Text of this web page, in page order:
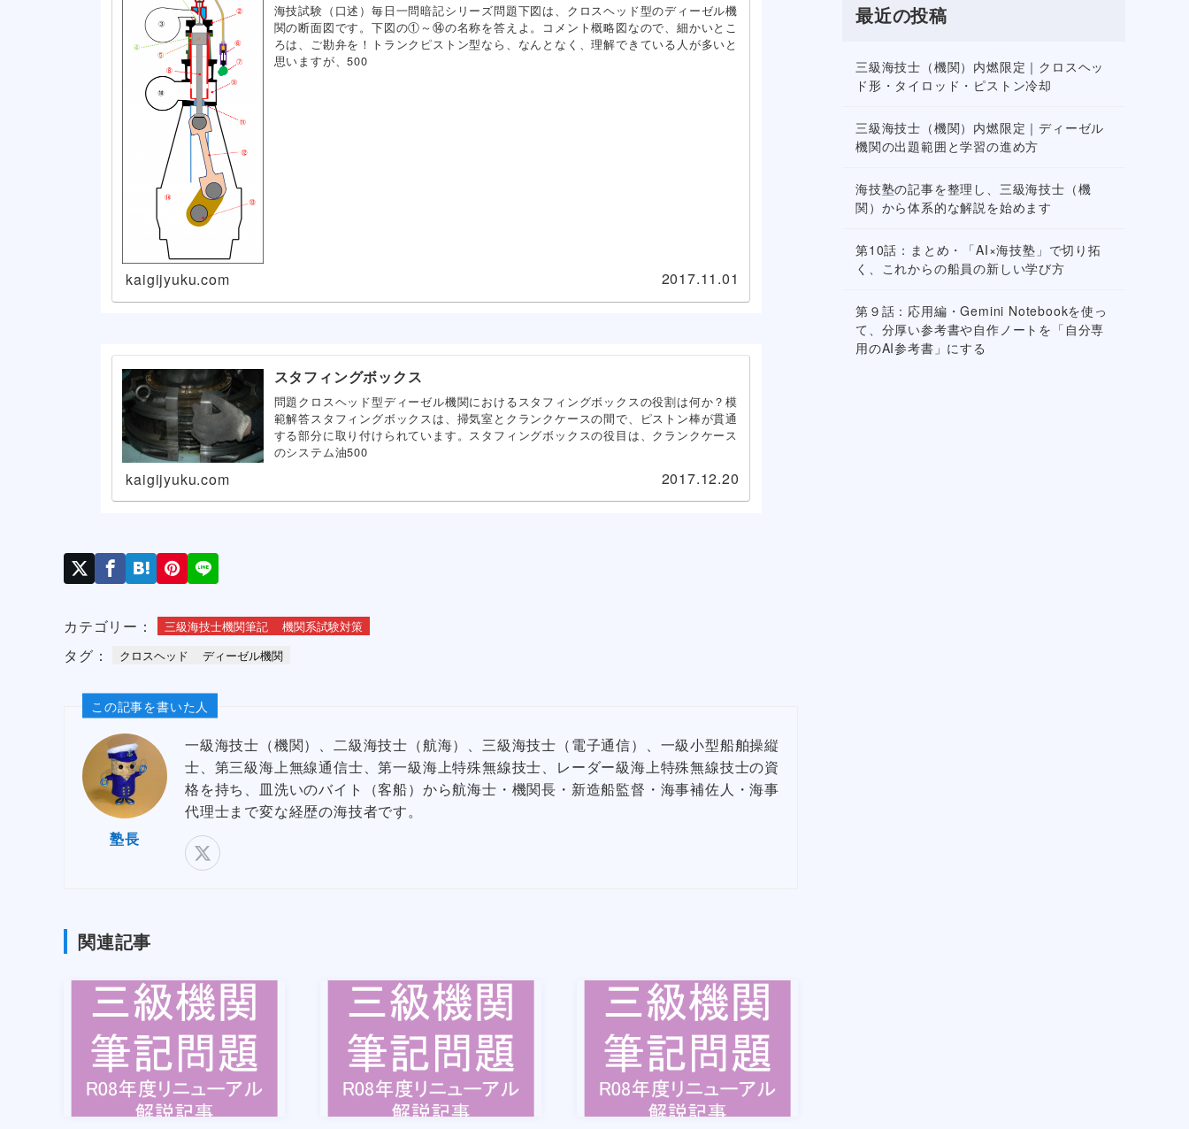
海技試験（口述）毎日一問暗記シリーズ問題下図は、クロスヘッド型のディーゼル機
関の断面図です。下図の①～⑭の名称を答えよ。コメント概略図なので、細かいとこ
ろは、ご勘弁を！トランクピストン型なら、なんとなく、理解できている人が多いと
思いますが、500
kaigijyuku.com 2017.11.01
スタフィングボックス
問題クロスヘッド型ディーゼル機関におけるスタフィングボックスの役割は何か？模
範解答スタフィングボックスは、掃気室とクランクケースの間で、ピストン棒が貫通
する部分に取り付けられています。スタフィングボックスの役目は、クランクケース
のシステム油500
kaigijyuku.com 2017.12.20
カテゴリー： 三級海技士機関筆記 機関系試験対策
タグ： クロスヘッド ディーゼル機関
この記事を書いた人
塾長
一級海技士（機関）、二級海技士（航海）、三級海技士（電子通信）、一級小型船舶操縦
士、第三級海上無線通信士、第一級海上特殊無線技士、レーダー級海上特殊無線技士の資
格を持ち、皿洗いのバイト（客船）から航海士・機関長・新造船監督・海事補佐人・海事
代理士まで変な経歴の海技者です。
関連記事
最近の投稿
三級海技士（機関）内燃限定｜クロスヘッ
ド形・タイロッド・ピストン冷却
三級海技士（機関）内燃限定｜ディーゼル
機関の出題範囲と学習の進め方
海技塾の記事を整理し、三級海技士（機
関）から体系的な解説を始めます
第10話：まとめ・「AI×海技塾」で切り拓
く、これからの船員の新しい学び方
第９話：応用編・Gemini Notebookを使っ
て、分厚い参考書や自作ノートを「自分専
用のAI参考書」にする